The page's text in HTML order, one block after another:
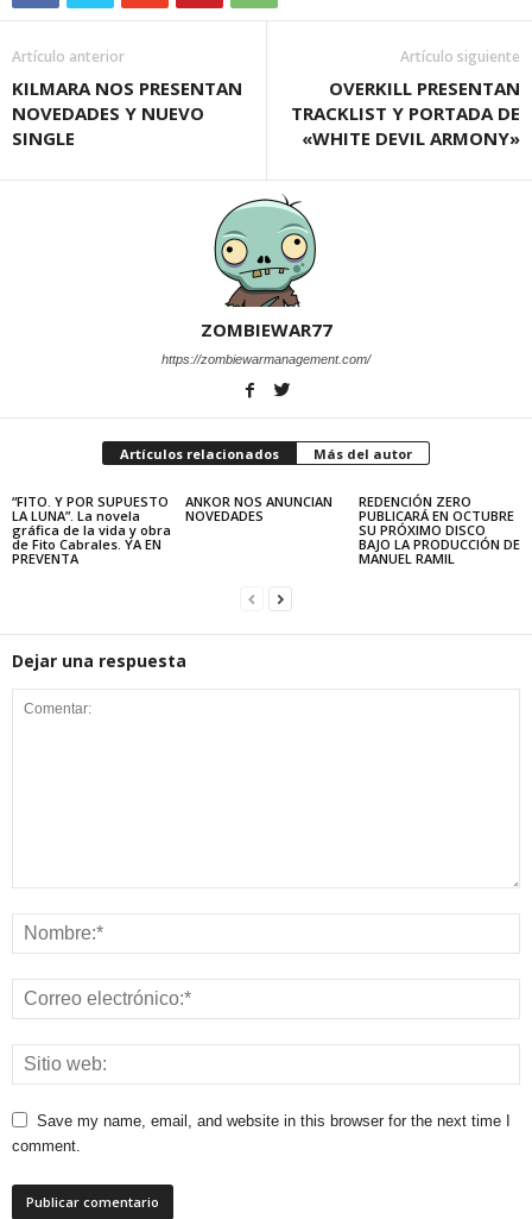
Artículo anterior
KILMARA NOS PRESENTAN
NOVEDADES Y NUEVO
SINGLE
Artículo siguiente
OVERKILL PRESENTAN
TRACKLIST Y PORTADA DE
«WHITE DEVIL ARMONY»
ZOMBIEWAR77
https://zombiewarmanagement.com/
Artículos relacionados Más del autor
“FITO. Y POR SUPUESTO
LA LUNA”. La novela
gráfica de la vida y obra
de Fito Cabrales. YA EN
PREVENTA
ANKOR NOS ANUNCIAN
NOVEDADES
REDENCIÓN ZERO
PUBLICARÁ EN OCTUBRE
SU PRÓXIMO DISCO
BAJO LA PRODUCCIÓN DE
MANUEL RAMIL
Dejar una respuesta
Save my name, email, and website in this browser for the next time I
comment.